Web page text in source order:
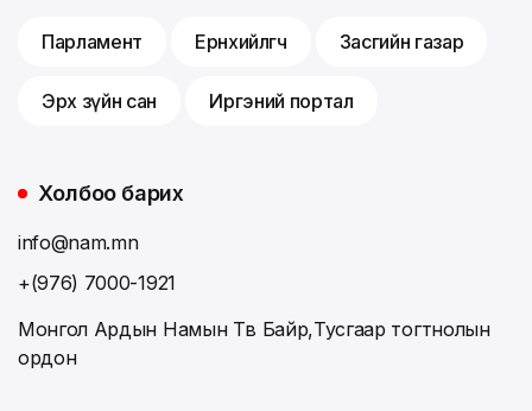
Парламент Ерөнхийлөгч Засгийн газар
Эрх зүйн сан Иргэний портал
Холбоо барих
info@nam.mn
+(976) 7000-1921
Монгол Ардын Намын Төв Байр,Тусгаар тогтнолын
ордон